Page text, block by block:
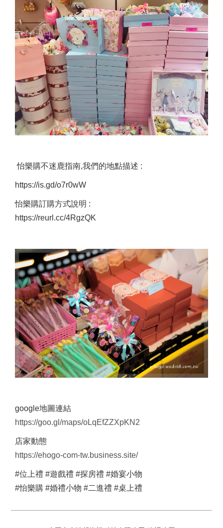
怡樂購不迷鹿指南,我們的地點描述 :
https://is.gd/o7r0wW
怡樂購訂購方式說明 :
https://reurl.cc/4RgzQK
google地圖連結
https://goo.gl/maps/oLqEfZZXpKN2
店家動態
https://ehogo-com-tw.business.site/
#位上禮 #遊戲禮 #探房禮 #婚宴小物
#怡樂購 #婚禮小物 #二進禮 #桌上禮